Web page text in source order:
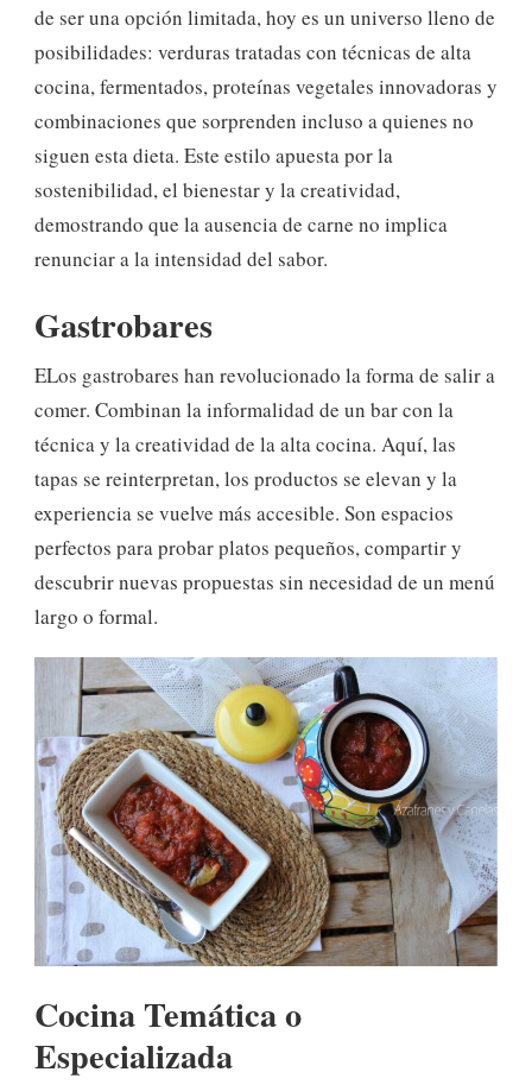
de ser una opción limitada, hoy es un universo lleno de
posibilidades: verduras tratadas con técnicas de alta
cocina, fermentados, proteínas vegetales innovadoras y
combinaciones que sorprenden incluso a quienes no
siguen esta dieta. Este estilo apuesta por la
sostenibilidad, el bienestar y la creatividad,
demostrando que la ausencia de carne no implica
renunciar a la intensidad del sabor.
Gastrobares
ELos gastrobares han revolucionado la forma de salir a
comer. Combinan la informalidad de un bar con la
técnica y la creatividad de la alta cocina. Aquí, las
tapas se reinterpretan, los productos se elevan y la
experiencia se vuelve más accesible. Son espacios
perfectos para probar platos pequeños, compartir y
descubrir nuevas propuestas sin necesidad de un menú
largo o formal.
Cocina Temática o
Especializada